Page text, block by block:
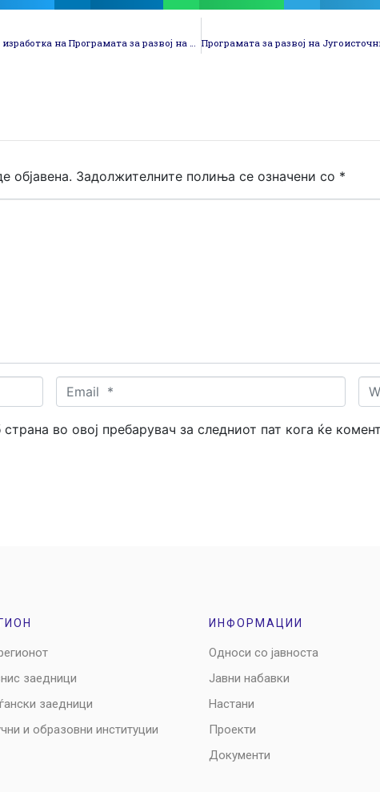
Се одржа Втората Регионална Работилница за изработка на Програмата за развој на Југоисточниот плански регион 2020-2024
објавена. Задолжителните полиња се означени со *
Email
*
во овој пребарувач за следниот пат кога ќе
заедници
заедници
и образовни институции
ИНФОРМАЦИИ
Односи со јавноста
Јавни набавки
Настани
Проекти
Документи